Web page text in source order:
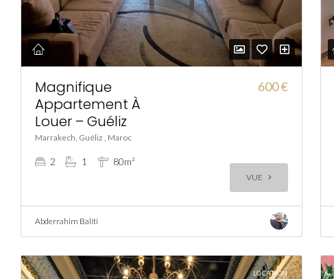
Magnifique
Appartement À
Louer – Guéliz
Marrakech, Guéliz , Maroc
600 €
2 1 80m²
VUE
Abderrahim Baliti
LOCATION